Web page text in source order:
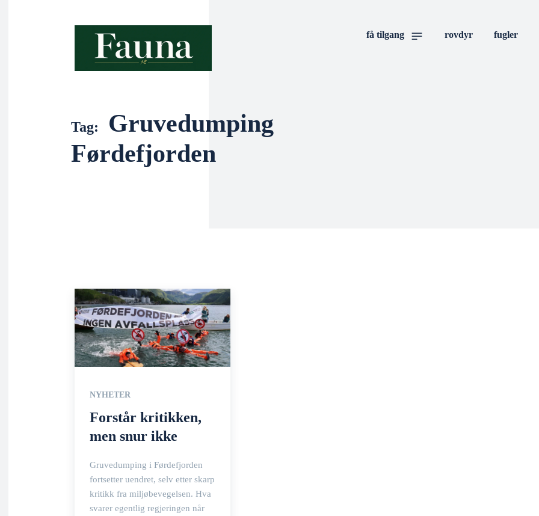
få tilgang rovdyr fugler
Tag:
Gruvedumping
Førdefjorden
NYHETER
Forstår kritikken,
men snur ikke
Gruvedumping i Førdefjorden
fortsetter uendret, selv etter skarp
kritikk fra miljøbevegelsen. Hva
svarer egentlig regjeringen når